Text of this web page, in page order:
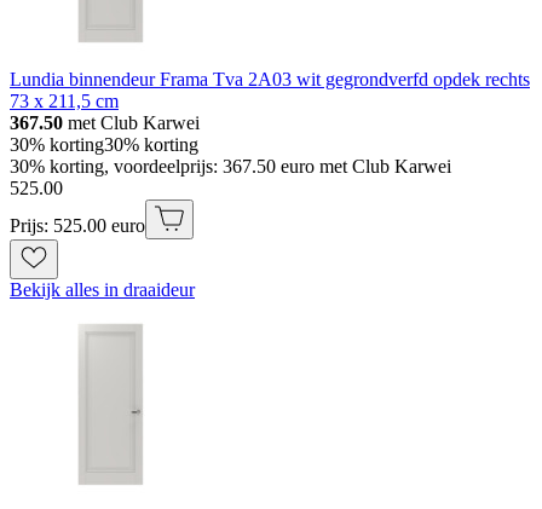
Lundia binnendeur Frama Tva 2A03 wit gegrondverfd opdek rechts
73 x 211,5 cm
367.50 met Club Karwei
30% korting30% korting
30% korting, voordeelprijs: 367.50 euro met Club Karwei
525.00
Prijs: 525.00 euro
Bekijk alles in draaideur